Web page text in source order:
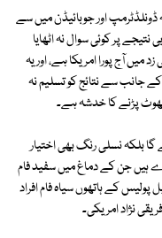
اور جوبائیڈن میں سے
پر کوئی سوال نہ اٹھایا
آج پورا امریکا ہے، اور یہ
سے نتائج کو تسلیم نہ
پڑنے کا خدشہ ہے۔
بلکہ نسلی رنگ بھی اختیار
جن کے دماغ میں سفید فام
کے ہاتھوں سیاہ فام افراد
نژاد امریکی۔